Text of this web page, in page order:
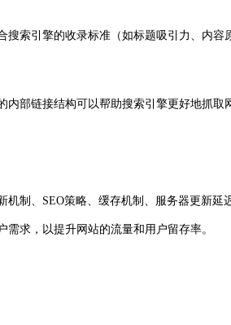
索引擎的收录标准（如标题吸引力、内
部链接结构可以帮助搜索引擎更好地抓
、SEO策略、缓存机制、服务器更新延
求，以提升网站的流量和用户留存率。